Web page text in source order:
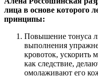
лица в основе которого
принципы:
Повышение тонуса
выполнения
кровоток, ускорить
как следствие,
омолаживают его